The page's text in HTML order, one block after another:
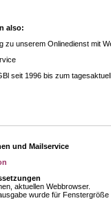
also:
zu unserem Onlinedienst mit
seit 1996 bis zum
und Mailservice
aktuellen Webbrowser.
wurde für